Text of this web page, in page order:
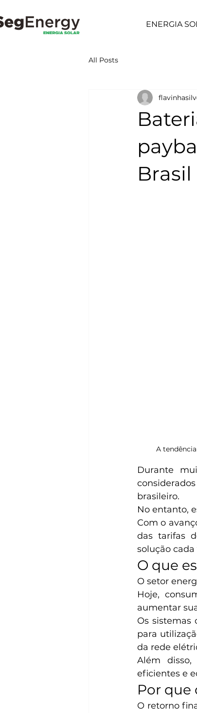
ENERGIA
All Posts
Brasil
A
Durante
brasileiro.
No entanto,
Com o
das tarifas
solução
O que
O setor
Hoje,
aumentar
Os
para
da rede
Além
eficientes e
Por que
O retorno